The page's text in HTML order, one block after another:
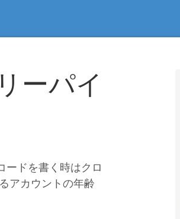
ーパイ
ードを書く時はクロ
アカウントの年齢